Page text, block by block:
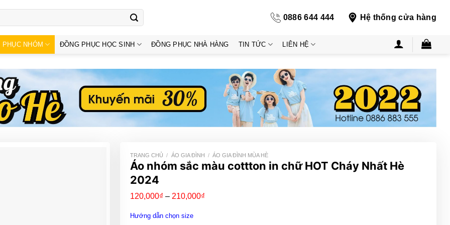
0886 644 444 Hệ thống cửa hàng
NHÓM ĐỒNG PHỤC HỌC SINH ĐỒNG PHỤC NHÀ HÀNG TIN TỨC LIÊN HỆ
TRANG CHỦ / ÁO GIA ĐÌNH / ÁO GIA ĐÌNH MÙA HÈ
Áo nhóm sắc màu cottton in chữ HOT Cháy Nhất Hè
2024
120,000₫ – 210,000₫
Hướng dẫn chọn size